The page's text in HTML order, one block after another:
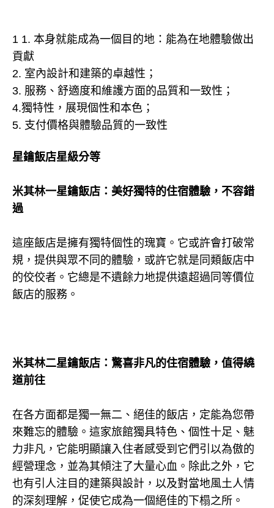
1 1. 本身就能成為一個目的地：能為在地體驗做出
貢獻
2. 室內設計和建築的卓越性；
3. 服務、舒適度和維護方面的品質和一致性；
4.獨特性，展現個性和本色；
5. 支付價格與體驗品質的一致性
星鑰飯店星級分等
米其林一星鑰飯店：美好獨特的住宿體驗，不容錯
過
這座飯店是擁有獨特個性的瑰寶。它或許會打破常
規，提供與眾不同的體驗，或許它就是同類飯店中
的佼佼者。它總是不遺餘力地提供遠超過同等價位
飯店的服務。
米其林二星鑰飯店：驚喜非凡的住宿體驗，值得繞
道前往
在各方面都是獨一無二、絕佳的飯店，定能為您帶
來難忘的體驗。這家旅館獨具特色、個性十足、魅
力非凡，它能明顯讓入住者感受到它們引以為傲的
經營理念，並為其傾注了大量心血。除此之外，它
也有引人注目的建築與設計，以及對當地風土人情
的深刻理解，促使它成為一個絕佳的下榻之所。